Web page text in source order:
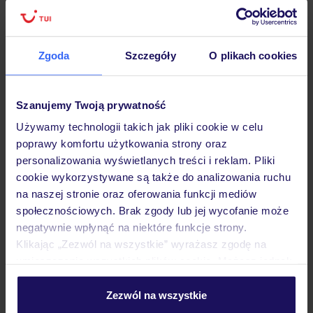
Zgoda Szczegóły O plikach cookies
Szanujemy Twoją prywatność
Używamy technologii takich jak pliki cookie w celu
poprawy komfortu użytkowania strony oraz
personalizowania wyświetlanych treści i reklam. Pliki
cookie wykorzystywane są także do analizowania ruchu
na naszej stronie oraz oferowania funkcji mediów
społecznościowych. Brak zgody lub jej wycofanie może
negatywnie wpłynąć na niektóre funkcje strony.
Klikając „Zezwól na wszystkie” wyrażasz zgodę na
personalizować swój wybór wchodząc w zakładkę
Zezwól na wszystkie
Hotel
Opinie
Pokoje
Wyżywienie